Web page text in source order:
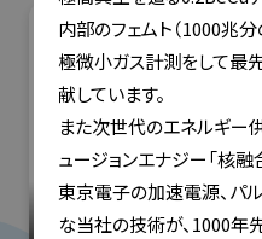
内部のフェムト（1000兆
極微小ガス計測をして最
献しています。
また次世代のエネルギー
ュージョンエナジー「核融
東京電子の加速電源、パ
な当社の技術が、1000
小間番号 : W-29
洗浄総合展